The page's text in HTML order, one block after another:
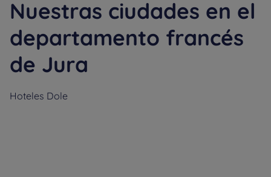
Nuestras ciudades en el
departamento francés
de Jura
Hoteles Dole